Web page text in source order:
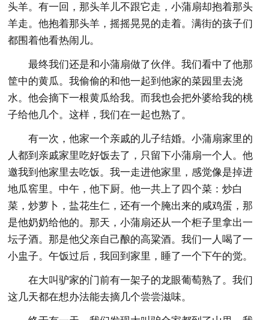
头羊。有一回，那头羊儿不跟它走，小蒲扇却抱着那头
羊走。他抱着那头羊，摇摇晃晃的走着。满街的孩子们
都围着他看热闹儿。
最终我们还是和小蒲扇做了伙伴。我们看中了他那
筐中的黄瓜。我偷偷的和他一起到他家的菜园里去浇
水。他会摘下一根黄瓜给我。而我也会把外婆给我的桃
子给他几个。这样，我们在一起也熟了。
有一次，他家一个亲戚的儿子结婚。小蒲扇家里的
人都到亲戚家里吃好饭去了，只留下小蒲扇一个人。他
邀我到他家里去吃饭。我一走进他家里，感觉像是掉进
地瓜窖里。中午，他下厨。他一共上了四个菜：炒白
菜，炒萝卜，盐花生仁，还有一个腌出来的咸鸡蛋，那
是他奶奶给他的。那天，小蒲扇还从一个柜子里拿出一
坛子酒。那是他父亲自己酿的高粱酒。我们一人喝了一
小盅子。午饭过后，我回到家里，睡了一个下午的觉。
在大叫驴家的门前有一架子的龙眼葡萄熟了。我们
这几天都在想办法能去摘几个尝尝滋味。